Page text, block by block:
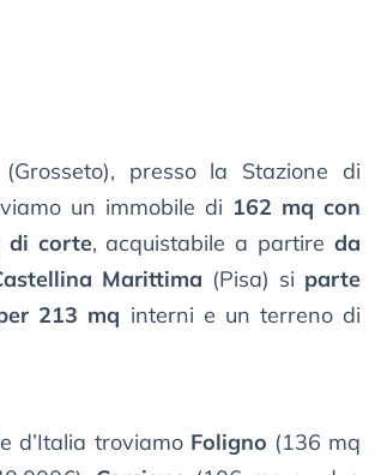
(Grosseto), presso la Stazione di
un immobile di 162 mq con
di corte, acquistabile a partire da
Marittima (Pisa) si parte
213 mq interni e un terreno di
d’Italia troviamo Foligno (136 mq